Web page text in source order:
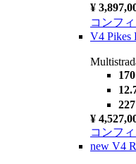
¥
コンフ
V4 Pikes
¥
コンフ
new V4